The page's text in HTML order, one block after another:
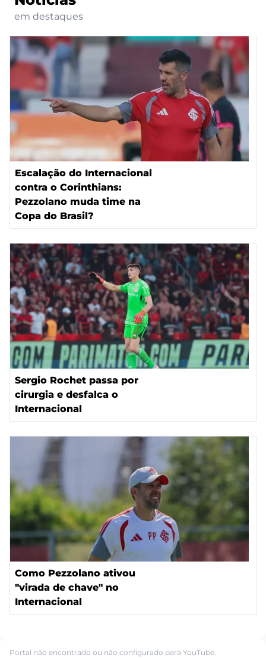
em destaques
Escalação do Internacional
contra o Corinthians:
Pezzolano muda time na
Copa do Brasil?
Sergio Rochet passa por
cirurgia e desfalca o
Internacional
Como Pezzolano ativou
"virada de chave" no
Internacional
Portal não encontrado ou não configurado para YouTube.